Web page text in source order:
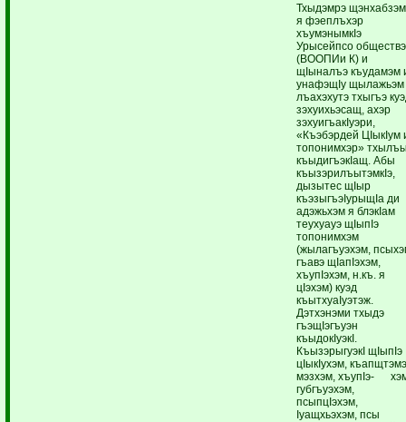
Тхыдэмрэ
я фэеплъхэр
хъумэнымкIэ
Урысейпсо
(ВООПИи К) и
щIыналъэ къудамэм
унафэщIу щылажьэм
лъахэхутэ тхыгъэ
зэхуихьэсащ, ахэр
зэхуигъакIуэри,
«Къэбэрдей ЦIыкIум
топонимхэр»
къыдигъэкIащ. Абы
къызэрилъытэмкIэ,
дызытес щIыр
къэзыгъэIурыщIа ди
адэжьхэм я блэкIам
теухуауэ щIыпIэ
топонимхэм
(жылагъуэхэм,
гъавэ щIапIэхэм,
хъупIэхэм, н.къ. я
цIэхэм) куэд
къытхуаIуэтэж.
Дэтхэнэми тхыдэ
гъэщIэгъуэн
къыдокIуэкI.
КъызэрыгуэкI щIыпIэ
цIыкIухэм,
мэзхэм, хъупIэ-
губгъуэхэм,
псыпцIэхэм,
Iуащхьэхэм, псы